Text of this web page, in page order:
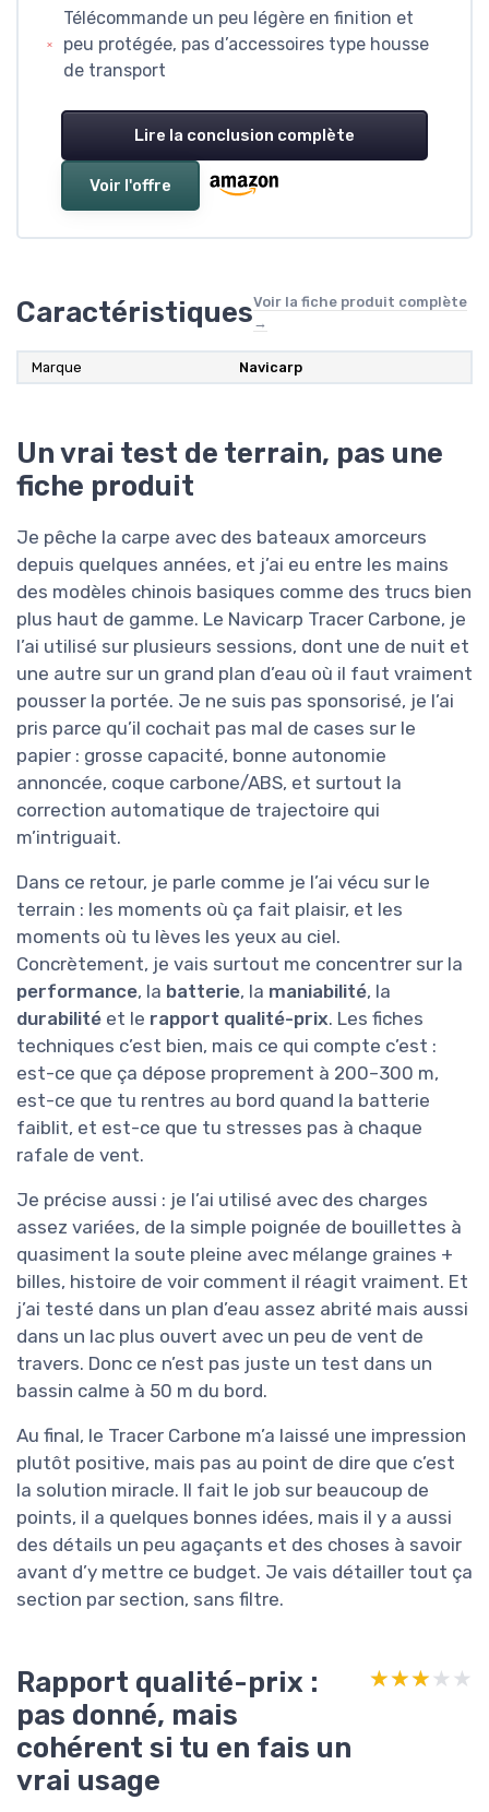
Télécommande un peu légère en finition et
peu protégée, pas d’accessoires type housse
de transport
Lire la conclusion complète
Voir l'offre
CaractéristiquesVoir la fiche produit complète
→
Marque Navicarp
Un vrai test de terrain, pas une
fiche produit
Je pêche la carpe avec des bateaux amorceurs
depuis quelques années, et j’ai eu entre les mains
des modèles chinois basiques comme des trucs bien
plus haut de gamme. Le Navicarp Tracer Carbone, je
l’ai utilisé sur plusieurs sessions, dont une de nuit et
une autre sur un grand plan d’eau où il faut vraiment
pousser la portée. Je ne suis pas sponsorisé, je l’ai
pris parce qu’il cochait pas mal de cases sur le
papier : grosse capacité, bonne autonomie
annoncée, coque carbone/ABS, et surtout la
correction automatique de trajectoire qui
m’intriguait.
Dans ce retour, je parle comme je l’ai vécu sur le
terrain : les moments où ça fait plaisir, et les
moments où tu lèves les yeux au ciel.
Concrètement, je vais surtout me concentrer sur la
performance, la batterie, la maniabilité, la
durabilité et le rapport qualité-prix. Les fiches
techniques c’est bien, mais ce qui compte c’est :
est-ce que ça dépose proprement à 200–300 m,
est-ce que tu rentres au bord quand la batterie
faiblit, et est-ce que tu stresses pas à chaque
rafale de vent.
Je précise aussi : je l’ai utilisé avec des charges
assez variées, de la simple poignée de bouillettes à
quasiment la soute pleine avec mélange graines +
billes, histoire de voir comment il réagit vraiment. Et
j’ai testé dans un plan d’eau assez abrité mais aussi
dans un lac plus ouvert avec un peu de vent de
travers. Donc ce n’est pas juste un test dans un
bassin calme à 50 m du bord.
Au final, le Tracer Carbone m’a laissé une impression
plutôt positive, mais pas au point de dire que c’est
la solution miracle. Il fait le job sur beaucoup de
points, il a quelques bonnes idées, mais il y a aussi
des détails un peu agaçants et des choses à savoir
avant d’y mettre ce budget. Je vais détailler tout ça
section par section, sans filtre.
Rapport qualité-prix :
pas donné, mais
cohérent si tu en fais un
vrai usage
★★★★★
★★★★★